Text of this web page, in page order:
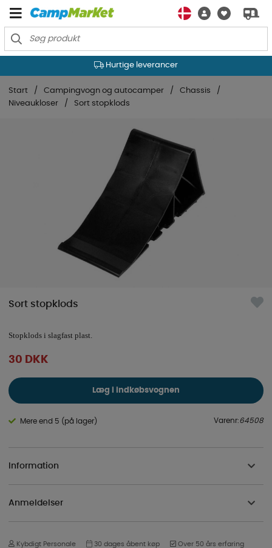
Hurtige leverancer
Start Campingvogn og autocamper
Chassis
Niveaukloser
Sort stopklods
Sort stopklods
Stopklods i slagfast plast.
30 DKK
Læg i indkøbsvognen
Mere end 5 (på lager) Varenr:64508
Information
Anmeldelser
Kybdigt Personale 30 dages åbent køp Over 50 års erfaring